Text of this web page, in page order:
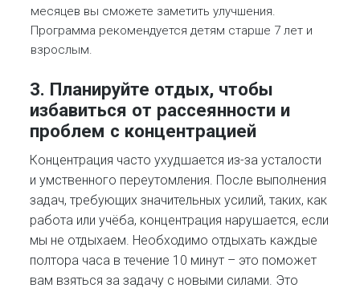
месяцев вы сможете заметить улучшения.
Программа рекомендуется детям старше 7 лет и
взрослым.
3. Планируйте отдых, чтобы
избавиться от рассеянности и
проблем с концентрацией
Концентрация часто ухудшается из-за усталости
и умственного переутомления. После выполнения
задач, требующих значительных усилий, таких, как
работа или учёба, концентрация нарушается, если
мы не отдыхаем. Необходимо отдыхать каждые
полтора часа в течение 10 минут – это поможет
вам взяться за задачу с новыми силами. Это